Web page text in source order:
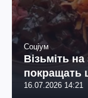
Соціум
Візьміть на
покращать
16.07.2026 14:21